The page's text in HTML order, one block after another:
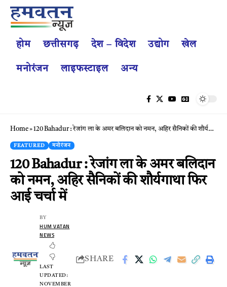
होम छत्तीसगढ़ देश – विदेश उद्योग खेल
मनोरंजन लाइफस्टाइल अन्य
Home»120 Bahadur : रेजांग ला के अमर बलिदान को नमन, अहिर सैनिकों की शौर्यगाथा फिर आई चर्चा में
FEATURED मनोरंजन
120 Bahadur : रेजांग ला के अमर बलिदान
को नमन, अहिर सैनिकों की शौर्यगाथा फिर
आई चर्चा में
LAST
UPDATED:
NOVEMBER
BY
HUM VATAN
NEWS
SHARE